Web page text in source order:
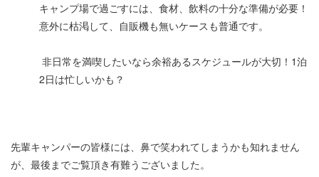
キャンプ場で過ごすには、食材、飲料の十分な準備が必要！
意外に枯渇して、自販機も無いケースも普通です。
非日常を満喫したいなら余裕あるスケジュールが大切！1泊
2日は忙しいかも？
先輩キャンパーの皆様には、鼻で笑われてしまうかも知れません
が、最後までご覧頂き有難うございました。